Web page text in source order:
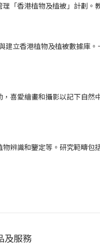
「香港植物及植被」計劃
立香港植物及植被數據庫
喜愛繪畫和攝影以記下自
辨識和鑒定等。研究範疇
及服務